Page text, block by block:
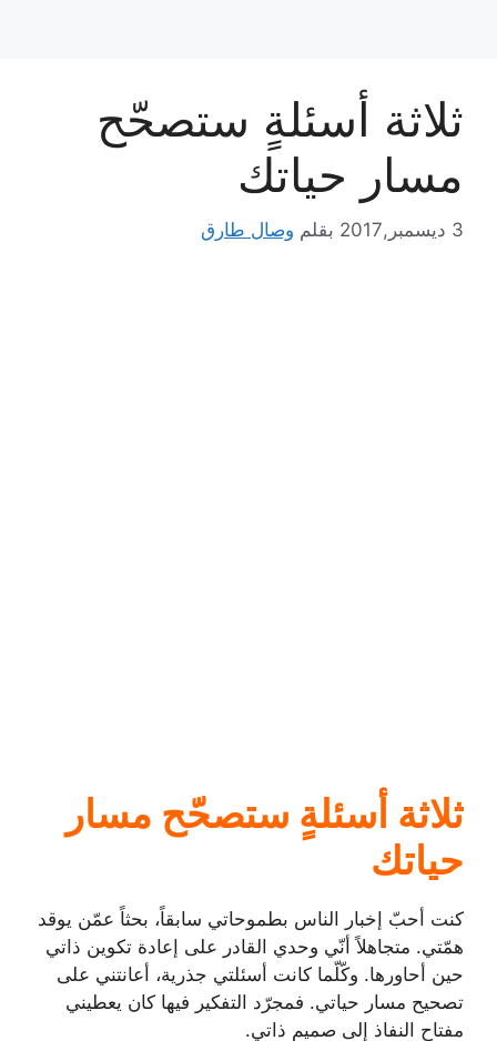
ثلاثة أسئلةٍ ستصحّح
مسار حياتك
3 ديسمبر,2017 بقلم وصال طارق
ثلاثة أسئلةٍ ستصحّح مسار
حياتك
كنت أحبّ إخبار الناس بطموحاتي سابقاً، بحثاً عمّن يوقد
همّتي. متجاهلاً أنّي وحدي القادر على إعادة تكوين ذاتي
حين أحاورها. وكّلّما كانت أسئلتي جذرية، أعانتني على
تصحيح مسار حياتي. فمجرّد التفكير فيها كان يعطيني
مفتاح النفاذ إلى صميم ذاتي.